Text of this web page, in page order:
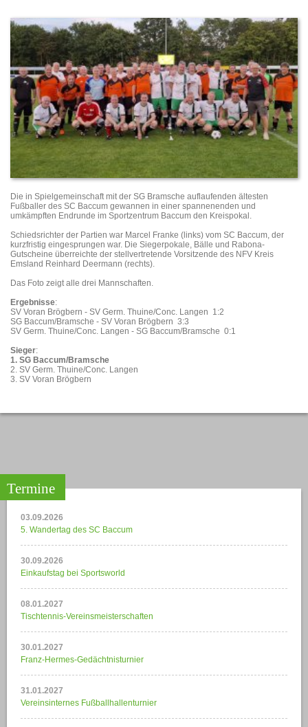
Die in Spielgemeinschaft mit der SG Bramsche auflaufenden ältesten
Fußballer des SC Baccum gewannen in einer spannenenden und
umkämpften Endrunde im Sportzentrum Baccum den Kreispokal.
Schiedsrichter der Partien war Marcel Franke (links) vom SC Baccum, der
kurzfristig eingesprungen war. Die Siegerpokale, Bälle und Rabona-
Gutscheine überreichte der stellvertretende Vorsitzende des NFV Kreis
Emsland Reinhard Deermann (rechts).
Das Foto zeigt alle drei Mannschaften.
Ergebnisse:
SV Voran Brögbern - SV Germ. Thuine/Conc. Langen 1:2
SG Baccum/Bramsche - SV Voran Brögbern 3:3
SV Germ. Thuine/Conc. Langen - SG Baccum/Bramsche 0:1
Sieger:
1. SG Baccum/Bramsche
2. SV Germ. Thuine/Conc. Langen
3. SV Voran Brögbern
Termine
03.09.2026
5. Wandertag des SC Baccum
30.09.2026
Einkaufstag bei Sportsworld
08.01.2027
Tischtennis-Vereinsmeisterschaften
30.01.2027
Franz-Hermes-Gedächtnisturnier
31.01.2027
Vereinsinternes Fußballhallenturnier